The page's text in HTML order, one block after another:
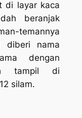
di layar kaca
beranjak
temannya
diberi nama
dengan
tampil di
silam.